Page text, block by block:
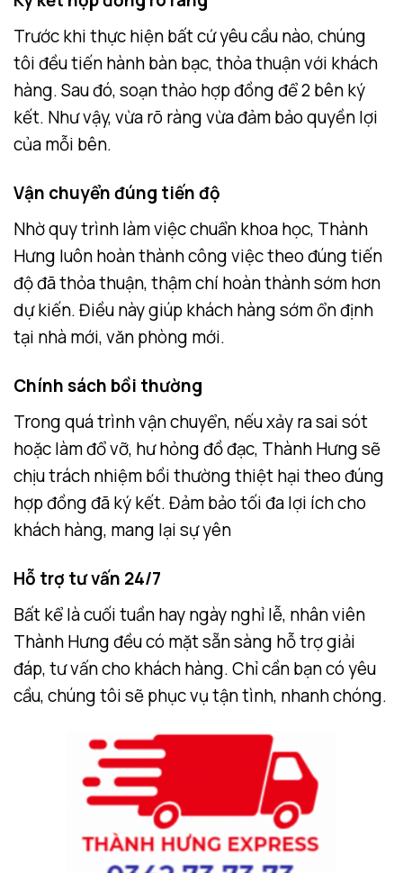
Trước khi thực hiện bất cứ yêu cầu nào, chúng
tôi đều tiến hành bàn bạc, thỏa thuận với khách
hàng. Sau đó, soạn thảo hợp đồng để 2 bên ký
kết. Như vậy, vừa rõ ràng vừa đảm bảo quyền lợi
của mỗi bên.
Vận chuyển đúng tiến độ
Nhờ quy trình làm việc chuẩn khoa học, Thành
Hưng luôn hoàn thành công việc theo đúng tiến
độ đã thỏa thuận, thậm chí hoàn thành sớm hơn
dự kiến. Điều này giúp khách hàng sớm ổn định
tại nhà mới, văn phòng mới.
Chính sách bồi thường
Trong quá trình vận chuyển, nếu xảy ra sai sót
hoặc làm đổ vỡ, hư hỏng đồ đạc, Thành Hưng sẽ
chịu trách nhiệm bồi thường thiệt hại theo đúng
hợp đồng đã ký kết. Đảm bảo tối đa lợi ích cho
khách hàng, mang lại sự yên
Hỗ trợ tư vấn 24/7
Bất kể là cuối tuần hay ngày nghỉ lễ, nhân viên
Thành Hưng đều có mặt sẵn sàng hỗ trợ giải
đáp, tư vấn cho khách hàng. Chỉ cần bạn có yêu
cầu, chúng tôi sẽ phục vụ tận tình, nhanh chóng.